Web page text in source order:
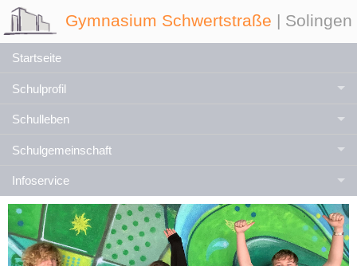
Gymnasium Schwertstraße | Solingen
Startseite
Schulprofil
Schulleben
Schulgemeinschaft
Infoservice